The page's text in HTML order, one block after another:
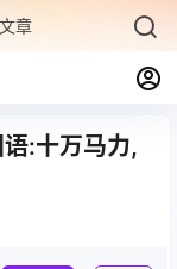
文章专题 最新文章
:十万马力,